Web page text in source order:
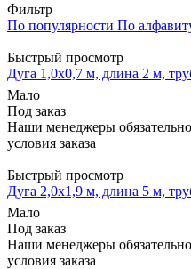
Фильтр
По популярности По
Быстрый просмотр
Дуга 1,0х0,7 м, длина 2 м,
Мало
Под заказ
Наши менеджеры
условия заказа
Быстрый просмотр
Дуга 2,0х1,9 м, длина 5 м,
Мало
Под заказ
Наши менеджеры
условия заказа